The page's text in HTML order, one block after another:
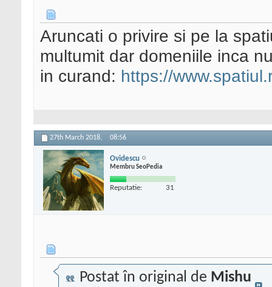
Aruncati o privire si pe la
multumit dar domeniile inca
in curand: https://
27th March 2018, 08:56
Ovidescu
Membru SeoPedia
Reputatie: 31
Postat în original de Mishu